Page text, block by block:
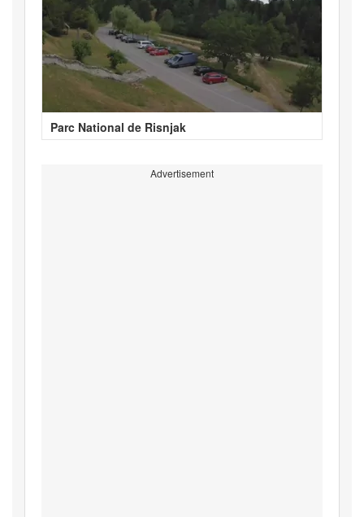
Parc National de Risnjak
Advertisement